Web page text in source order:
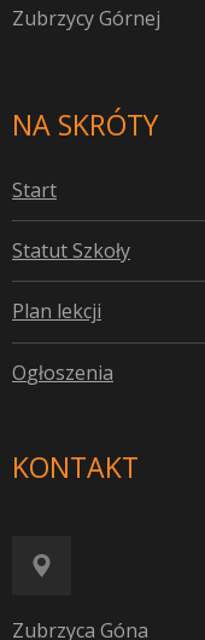
Zubrzycy Górnej
NA SKRÓTY
Start
Statut Szkoły
Plan lekcji
Ogłoszenia
KONTAKT
Zubrzyca Góna